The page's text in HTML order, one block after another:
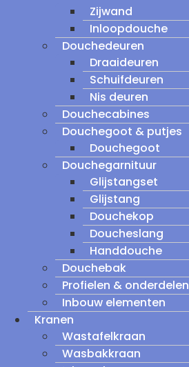
Zijwand
Inloopdouche
Douchedeuren
Draaideuren
Schuifdeuren
Nis deuren
Douchecabines
Douchegoot & putjes
Douchegoot
Douchegarnituur
Glijstangset
Glijstang
Douchekop
Doucheslang
Handdouche
Douchebak
Profielen & onderdelen
Inbouw elementen
Kranen
Wastafelkraan
Wasbakkraan